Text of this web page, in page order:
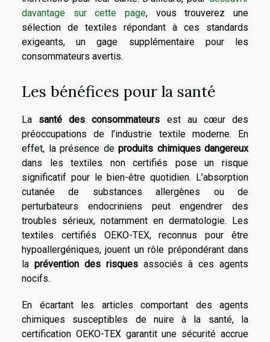
davantage sur cette page, vous trouverez une
sélection de textiles répondant à ces standards
exigeants, un gage supplémentaire pour les
consommateurs avertis.
Les bénéfices pour la santé
La santé des consommateurs est au cœur des
préoccupations de l’industrie textile moderne. En
effet, la présence de produits chimiques dangereux
dans les textiles non certifiés pose un risque
significatif pour le bien-être quotidien. L’absorption
cutanée de substances allergènes ou de
perturbateurs endocriniens peut engendrer des
troubles sérieux, notamment en dermatologie. Les
textiles certifiés OEKO-TEX, reconnus pour être
hypoallergéniques, jouent un rôle prépondérant dans
la prévention des risques associés à ces agents
nocifs.
En écartant les articles comportant des agents
chimiques susceptibles de nuire à la santé, la
certification OEKO-TEX garantit une sécurité accrue